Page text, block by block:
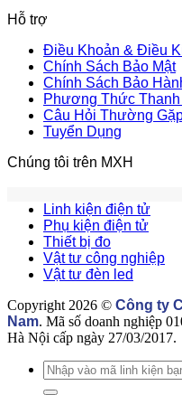
ở
Linh
kiện
tự
động
loại
linh
tự
nào?
Hỗ trợ
Điều Khoản & Điều
Chính Sách Bảo Mật
Chính Sách Bảo
Phương Thức Thanh
Câu Hỏi Thường
Tuyển Dụng
Chúng tôi trên MXH
Linh kiện điện tử
Phụ kiện điện tử
Thiết bị đo
Vật tư công nghiệp
Vật tư đèn led
Copyright 2026 © Công ty
Nam. Mã số doanh nghiệp
Hà Nội cấp ngày 27/03/2017.
Tìm
kiếm: